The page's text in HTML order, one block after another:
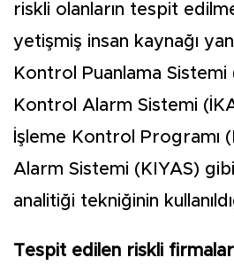
riskli olanların tespit
yetişmiş insan kaynağı
Kontrol Puanlama Sistemi
Kontrol Alarm Sistemi
İşleme Kontrol Programı
Alarm Sistemi (KIYAS)
analitiği tekniğinin
Tespit edilen riskli